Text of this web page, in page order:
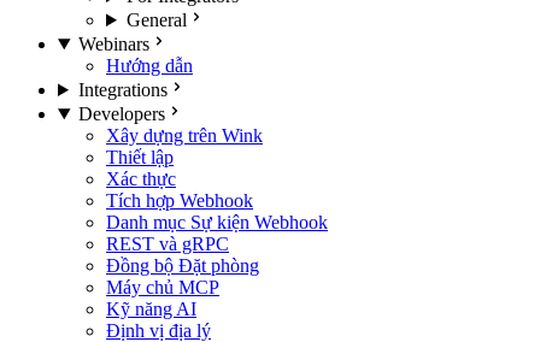
General
Webinars
Hướng dẫn
Integrations
Developers
Xây dựng trên Wink
Thiết lập
Xác thực
Tích hợp Webhook
Danh mục Sự kiện Webhook
REST và gRPC
Đồng bộ Đặt phòng
Máy chủ MCP
Kỹ năng AI
Định vị địa lý